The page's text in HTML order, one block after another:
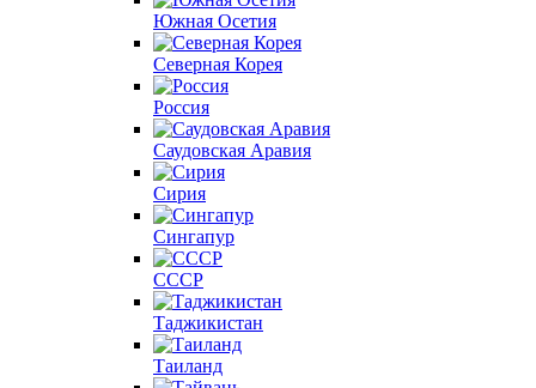
Южная Осетия
Северная Корея
Россия
Саудовская Аравия
Сирия
Сингапур
СССР
Таджикистан
Таиланд